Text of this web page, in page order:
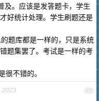
及。应该是发答题卡，学生
好统计处理。学生刷题还是
题库都是一样的，只是系统
题集罢了。考试是一样的考
很不错的。
17
2023